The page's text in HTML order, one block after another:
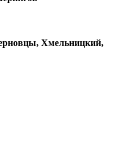
Хмельницкий,